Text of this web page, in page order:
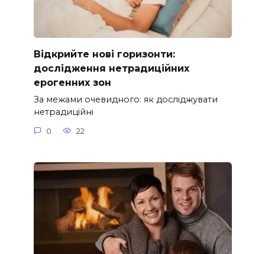
Відкрийте нові горизонти:
дослідження нетрадиційних
ерогенних зон
За межами очевидного: як досліджувати
нетрадиційні
0 22